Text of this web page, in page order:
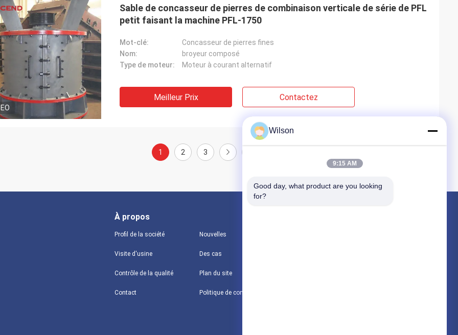
Sable de concasseur de pierres de combinaison verticale de série de PFL
petit faisant la machine PFL-1750
Mot-clé:
Concasseur de pierres fines
Nom:
broyeur composé
Type de moteur:
Moteur à courant alternatif
Meilleur Prix Contactez
1 2 3
À propos
Profil de la société
Visite d'usine
Contrôle de la qualité
Contact
Nouvelles
Des cas
Plan du site
Wilson
9:15 AM
Good day, what product are you looking
for?